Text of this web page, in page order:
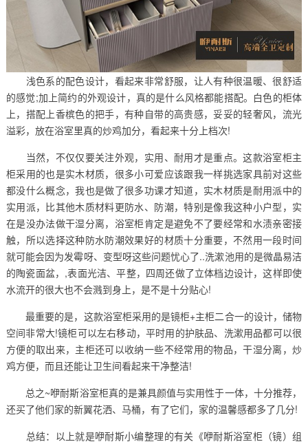
浅色系的配色设计，看起来非常舒服，让人有种很温暖、很舒适
的感觉;加上简约的外观设计，真的是什么风格都能搭配。白色的柜体
上，搭配上香槟色的把手，有种自带的高贵感，妥妥的轻奢风，流光
溢彩，放在浴室里真的炒鸡加分，看起来十分上档次!
当然，不仅仅要关注外观，实用、耐用才是重点。这款浴室柜主
柜采用的也是实木材质，很多小可爱应该跟我一样挑选家具前对这些
都没什么概念，我也是做了很多功课才知道，实木材质是耐用派中的
实用派，比其他木质材料更防水、防潮，特别是像我这种小户型，实
在是没办法做干湿分离，浴室柜肯定是避免不了要经常和水渍亲密接
触，所以选择这种防水防潮效果好的材质十分重要，不然用一段时间
就可能会因为发霉呀、变型呀这些问题忧心了..洗漱池用的是微晶易洁
的陶瓷面盆，,表面光洁、平整，四周还做了立体档边设计，这样即使
水流开的很大也不会溅到身上，是不是十分贴心!
最重要的是，这款浴室柜采用的是镜柜+主柜二合一的设计，储物
空间非常大!镜柜可以左右移动，平时用的护肤品、洗漱用品都可以很
方便的取出来，主柜还可以收纳一些不经常用的物品，干湿分离，炒
鸡方便，而且还能让卫生间看起来干净整洁!
总之~咿耐斯浴室柜真的是兼具颜值与实用性于一体，十分推荐，
还买了他们家的新翼花洒、马桶，有了它们，家的温馨感都多了几分!
总结：以上就是咿耐斯小编整理的有关《咿耐斯浴室柜（镜）组